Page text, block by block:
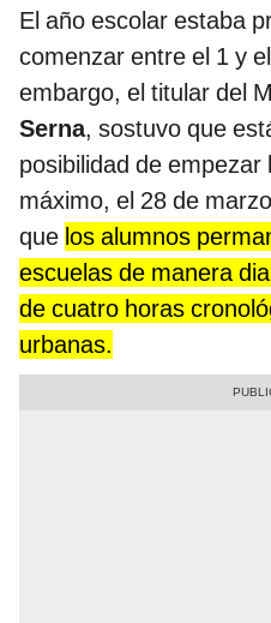
El año escolar estaba
comenzar entre el 1 y
embargo, el titular del
Serna, sostuvo que
posibilidad de
máximo, el 28 de
que los alumnos
escuelas de manera
de cuatro horas
urbanas.